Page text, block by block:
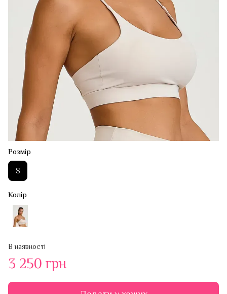
Розмір
S
Колір
В наявності
3 250 грн